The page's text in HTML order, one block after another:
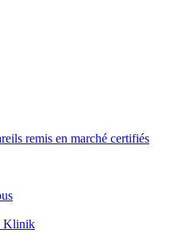
remis en marché certifiés
Klinik